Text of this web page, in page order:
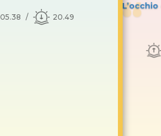
05.38 20.49